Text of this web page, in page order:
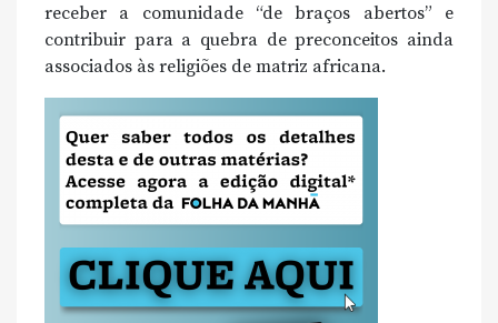
receber a comunidade “de braços abertos” e
contribuir para a quebra de preconceitos ainda
associados às religiões de matriz africana.